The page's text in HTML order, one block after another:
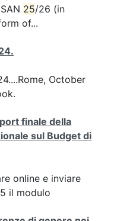
25/26 (in
of...
October
finale della
sul Budget di
online e inviare
il modulo